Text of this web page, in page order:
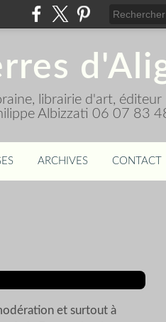
librairie d'art,
Albizzati 06 07 83
ARCHIVES CONTACT
et surtout à